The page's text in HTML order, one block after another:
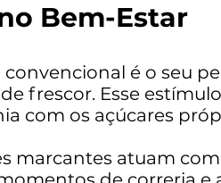
Bem-Estar
é o seu
frescor. Esse
com os açúcares
marcantes atuam